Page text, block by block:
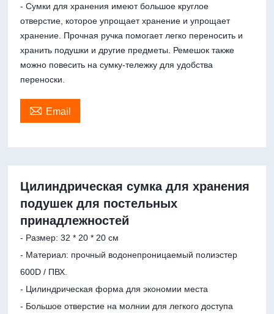
- Сумки для хранения имеют большое круглое
отверстие, которое упрощает хранение и упрощает
хранение. Прочная ручка помогает легко переносить и
хранить подушки и другие предметы. Ремешок также
можно повесить на сумку-тележку для удобства
переноски.
 Email
Цилиндрическая сумка для хранения
подушек для постельных
принадлежностей
- Размер: 32 * 20 * 20 см
- Материал: прочный водонепроницаемый полиэстер
600D / ПВХ.
- Цилиндрическая форма для экономии места
- Большое отверстие на молнии для легкого доступа